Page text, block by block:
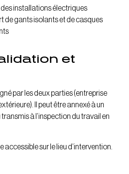
installations électriques
de gants isolants et de casques
et
par les deux parties (entreprise
Il peut être annexé à un
à l’inspection du travail en
accessible sur le lieu d’intervention.